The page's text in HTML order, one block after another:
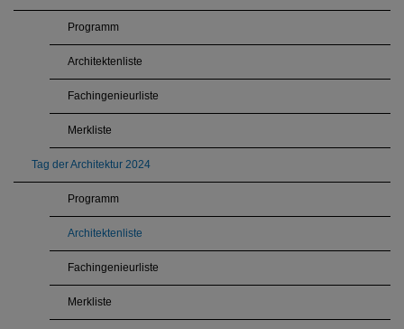
Programm
Architektenliste
Fachingenieurliste
Merkliste
Tag der Architektur 2024
Programm
Architektenliste
Fachingenieurliste
Merkliste